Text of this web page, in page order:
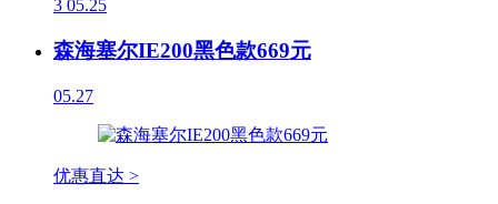
3 05.25
森海塞尔IE200黑色款669元
05.27
优惠直达 >